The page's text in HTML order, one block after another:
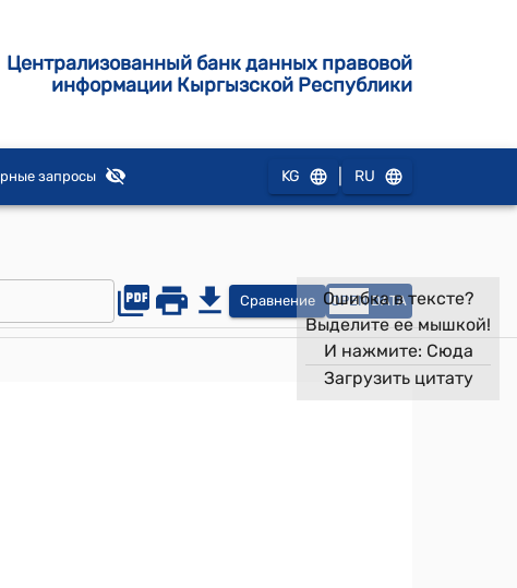
Централизованный банк данных правовой
информации Кыргызской Республики
запросы KG RU
Сравнение OPEN DATA
Ошибка в тексте?
Выделите ее мышкой!
И нажмите: Сюда
Загрузить цитату